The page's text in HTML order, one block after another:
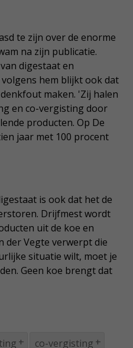
te zijn over de enorme
na zijn publicatie.
digestaat en
hem blijkt ook dat
maken. 'Zij halen
en co-vergisting door
producten. Op De
jaar met 100 procent
is ook dat het de
Drijfmest wordt
uit de koe en
der Vegte verwerpt die
situatie wilt, moet je
Geen koe brengt dat
co-vergisting